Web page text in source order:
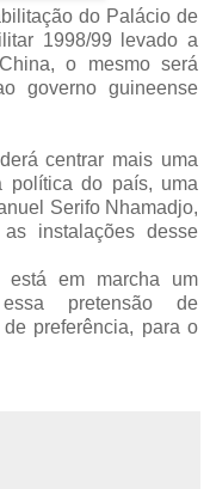
do Palácio de
1998/99 levado a
o mesmo será
governo guineense
centrar mais uma
política do país, uma
Serifo Nhamadjo,
instalações desse
está em marcha um
pretensão de
preferência, para o